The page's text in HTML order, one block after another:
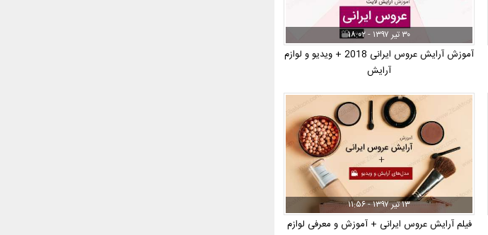
۳۰ تیر ۱۳۹۷ - ۱۸:۰۲
آموزش آرایش عروس ایرانی 2018 + ویدیو و لوازم
آرایش
۱۳ تیر ۱۳۹۷ - ۱۱:۵۶
فیلم آرایش عروس ایرانی + آموزش و معرفی لوازم